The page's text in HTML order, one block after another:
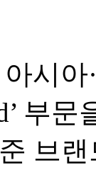
아시
부
브랜